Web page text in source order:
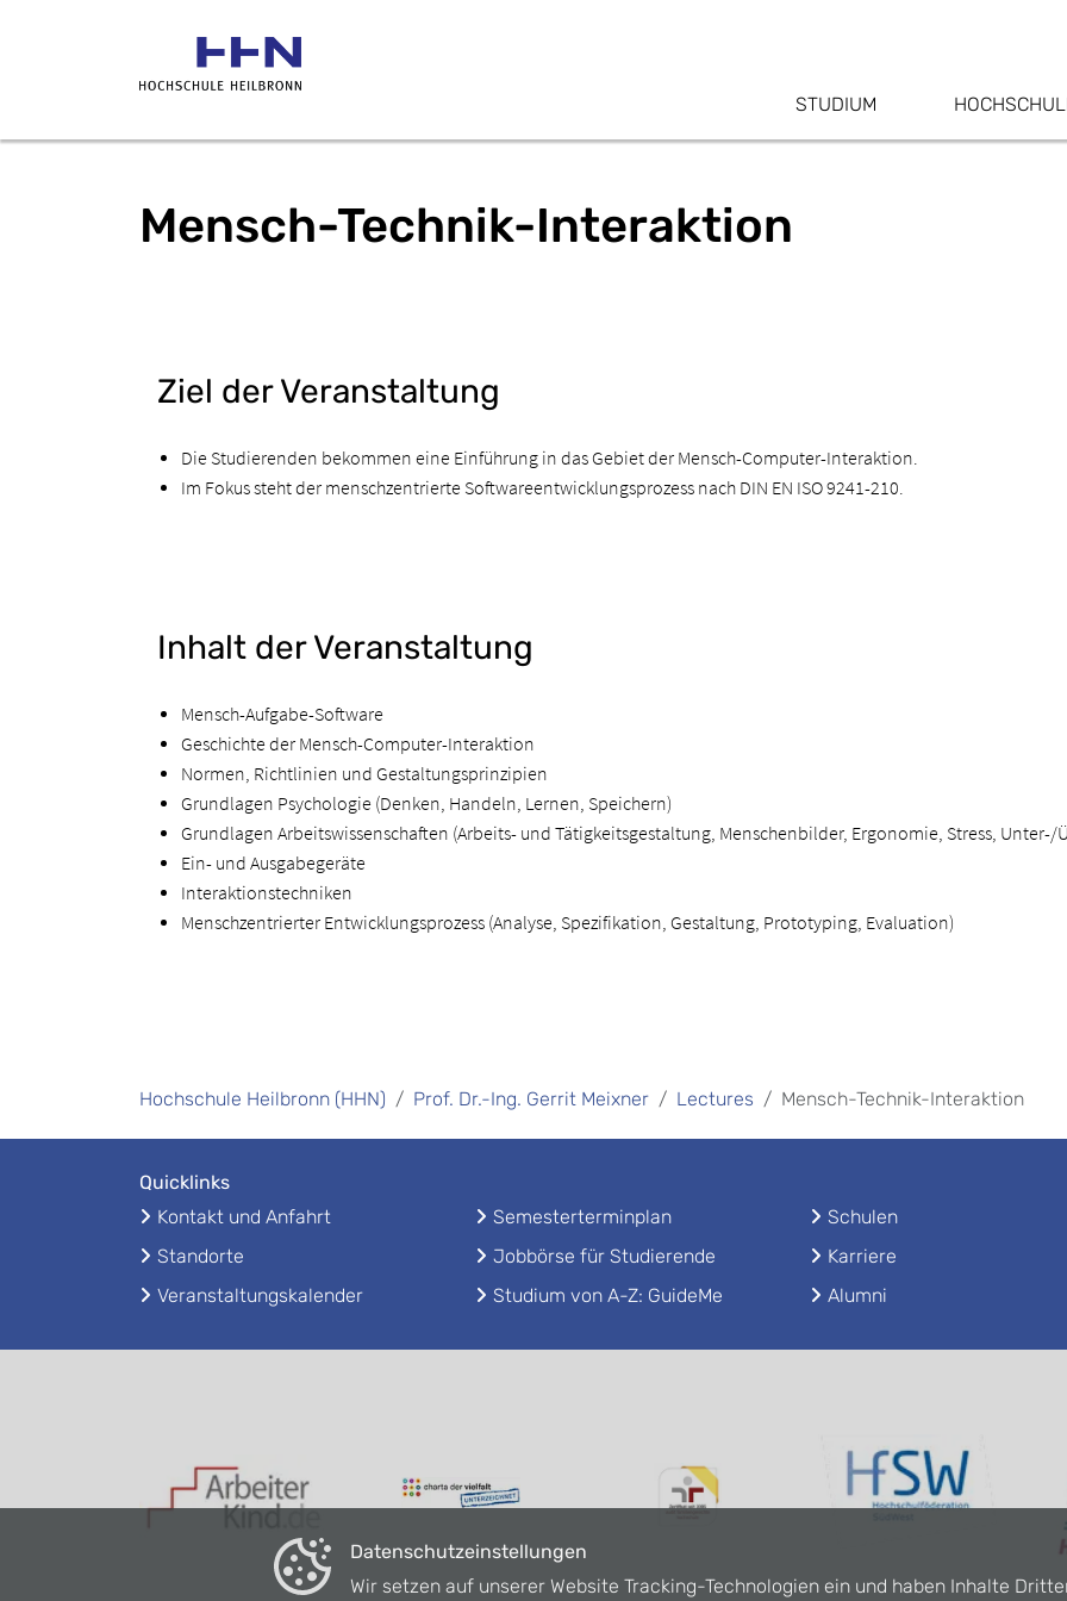
STUDIUM
Mensch-Technik-Interaktion
Ziel der Veranstaltung
Die Studierenden bekommen eine Einführung in das Gebiet der Mensch-Computer-Interaktion.
Im Fokus steht der menschzentrierte Softwareentwicklungsprozess nach DIN EN ISO 9241-210.
Inhalt der Veranstaltung
Mensch-Aufgabe-Software
Geschichte der Mensch-Computer-Interaktion
Normen, Richtlinien und Gestaltungsprinzipien
Grundlagen Psychologie (Denken, Handeln, Lernen, Speichern)
Grundlagen Arbeitswissenschaften (Arbeits- und Tätigkeitsgestaltung, Menschenbilder, Ergonomie, Stress, Unter-/
Ein- und Ausgabegeräte
Interaktionstechniken
Menschzentrierter Entwicklungsprozess (Analyse, Spezifikation, Gestaltung, Prototyping, Evaluation)
Hochschule Heilbronn (HHN) Prof. Dr.-Ing. Gerrit Meixner Lectures Mensch-Technik-Interaktion
Quicklinks
Kontakt und Anfahrt
Standorte
Veranstaltungskalender
Semesterterminplan
Jobbörse für Studierende
Studium von A-Z: GuideMe
Schulen
Karriere
Alumni
Datenschutzeinstellungen
Wir setzen auf unserer Website Tracking-Technologien ein und haben Inhalte